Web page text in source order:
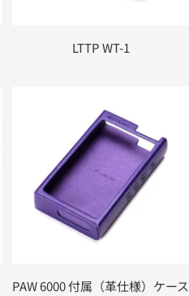
LTTP WT-1
PAW 6000 付属（革仕様）ケース